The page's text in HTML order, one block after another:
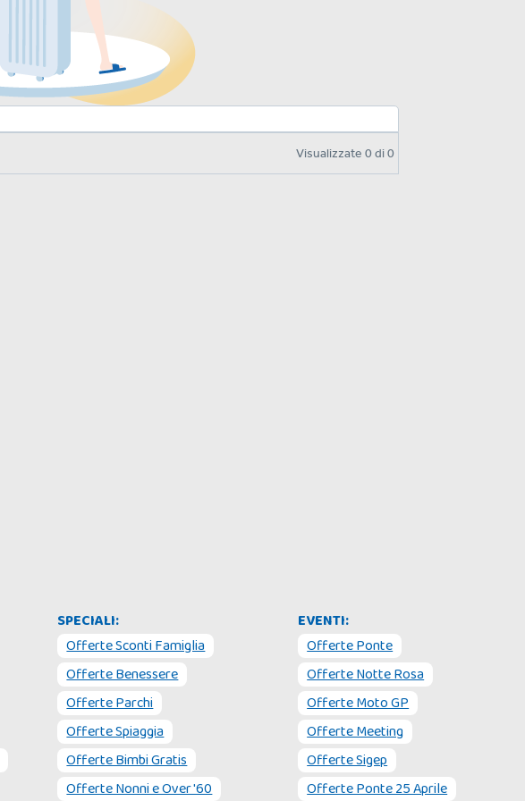
Visualizzate 0 di0
SPECIALI:
Offerte Sconti Famiglia
Offerte Benessere
Offerte Parchi
Offerte Spiaggia
Offerte Bimbi Gratis
Offerte Nonni e Over '60
EVENTI:
Offerte Ponte
Offerte Notte Rosa
Offerte Moto GP
Offerte Meeting
Offerte Sigep
Offerte Ponte 25 Aprile